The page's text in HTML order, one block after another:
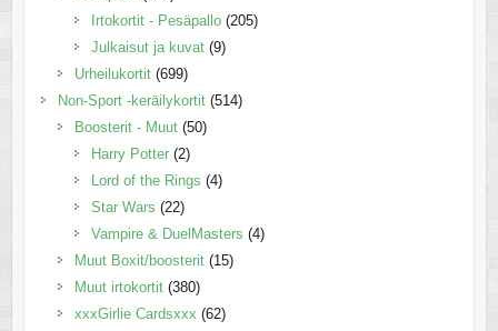
Irtokortit - Pesäpallo (205)
Julkaisut ja kuvat (9)
Urheilukortit (699)
Non-Sport -keräilykortit (514)
Boosterit - Muut (50)
Harry Potter (2)
Lord of the Rings (4)
Star Wars (22)
Vampire & DuelMasters (4)
Muut Boxit/boosterit (15)
Muut irtokortit (380)
xxxGirlie Cardsxxx (62)